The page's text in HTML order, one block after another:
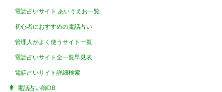
電話占いサイト あいうえお一覧
初心者におすすめの電話占い
管理人がよく使うサイト一覧
電話占いサイト全一覧早見表
電話占いサイト詳細検索
電話占い師DB